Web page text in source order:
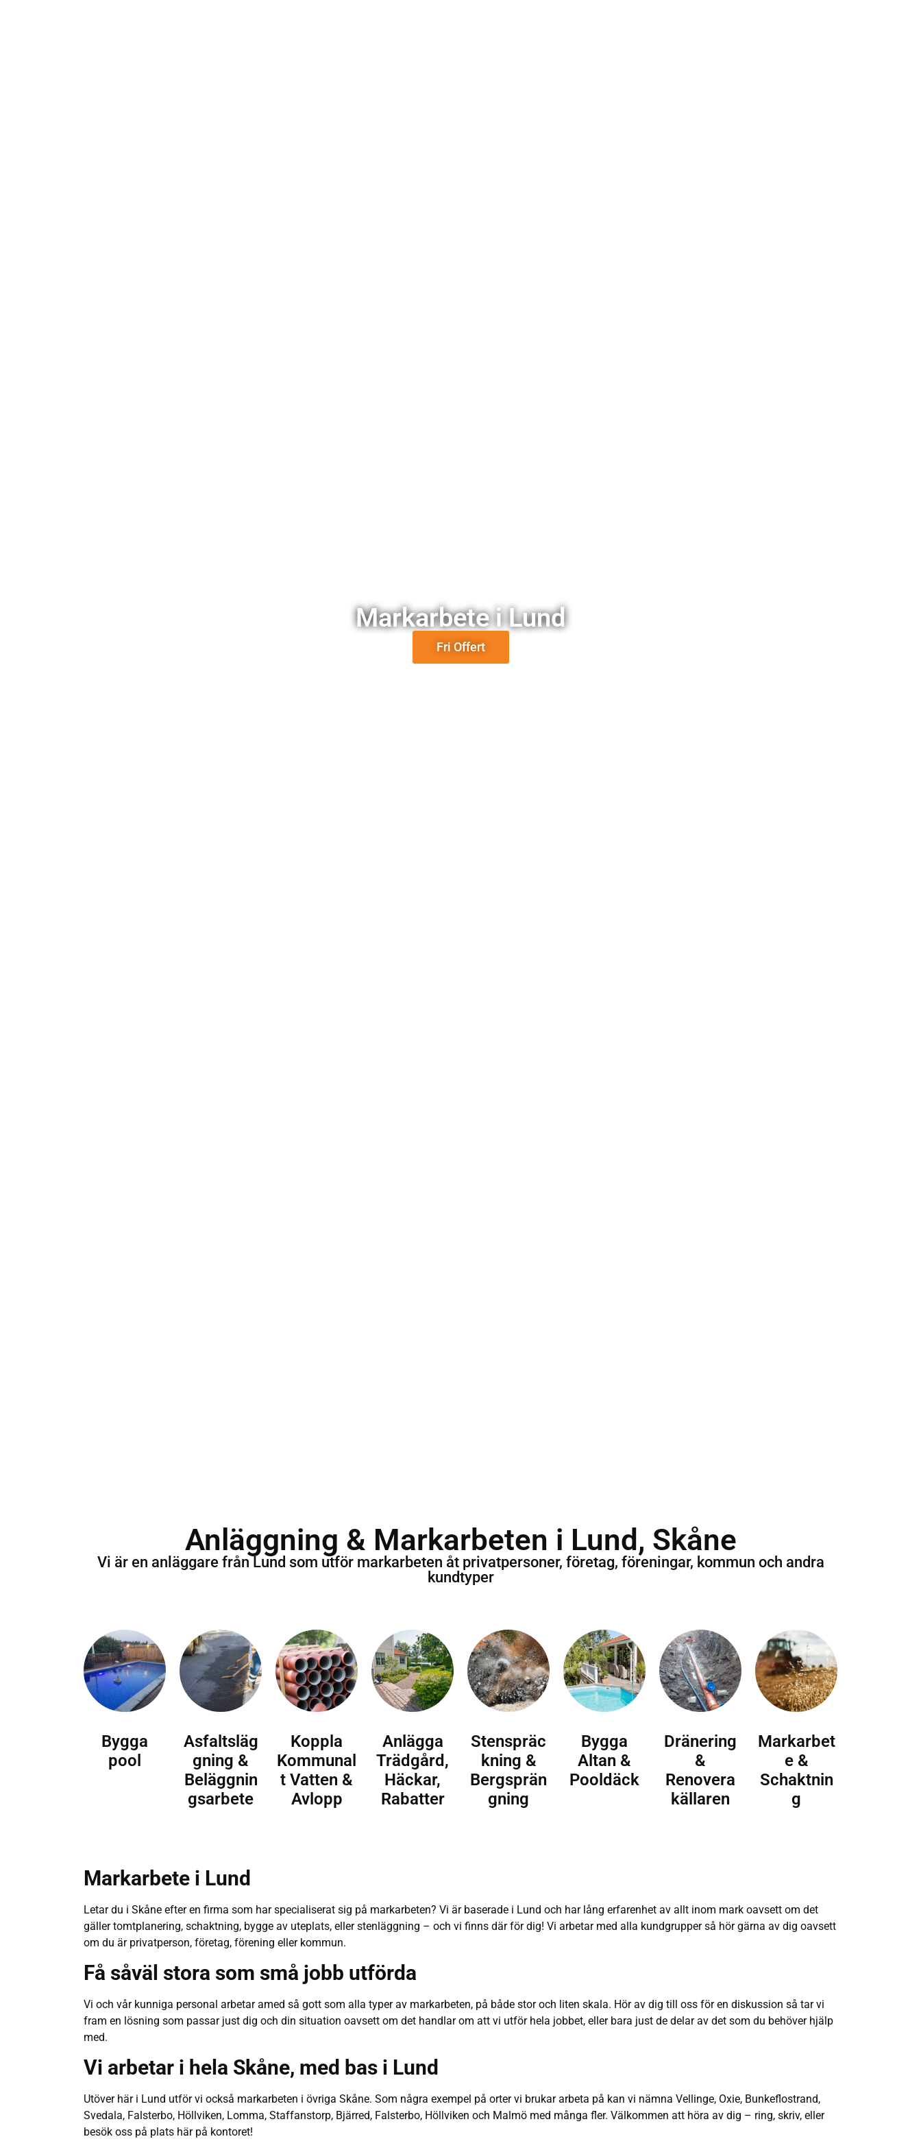
Markarbete i Lund
Fri Offert
Anläggning & Markarbeten i Lund, Skåne
Vi är en anläggare från Lund som utför markarbeten åt privatpersoner, företag, föreningar, kommun och andra
kundtyper
Bygga
pool
Asfaltsläg
gning &
Beläggnin
gsarbete
Koppla
Kommunal
t Vatten &
Avlopp
Anlägga
Trädgård,
Häckar,
Rabatter
Stenspräc
kning &
Bergsprän
gning
Bygga
Altan &
Pooldäck
Dränering
&
Renovera
källaren
Markarbet
e &
Schaktnin
g
Markarbete i Lund
Letar du i Skåne efter en firma som har specialiserat sig på markarbeten? Vi är baserade i Lund och har lång erfarenhet av allt inom mark oavsett om det
gäller tomtplanering, schaktning, bygge av uteplats, eller stenläggning – och vi finns där för dig! Vi arbetar med alla kundgrupper så hör gärna av dig oavsett
om du är privatperson, företag, förening eller kommun.
Få såväl stora som små jobb utförda
Vi och vår kunniga personal arbetar amed så gott som alla typer av markarbeten, på både stor och liten skala. Hör av dig till oss för en diskussion så tar vi
fram en lösning som passar just dig och din situation oavsett om det handlar om att vi utför hela jobbet, eller bara just de delar av det som du behöver hjälp
med.
Vi arbetar i hela Skåne, med bas i Lund
Utöver här i Lund utför vi också markarbeten i övriga Skåne. Som några exempel på orter vi brukar arbeta på kan vi nämna Vellinge, Oxie, Bunkeflostrand,
Svedala, Falsterbo, Höllviken, Lomma, Staffanstorp, Bjärred, Falsterbo, Höllviken och Malmö med många fler. Välkommen att höra av dig – ring, skriv, eller
besök oss på plats här på kontoret!